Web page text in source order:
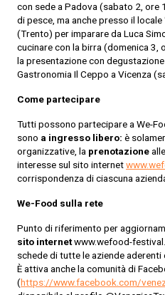
con sede a Padova (sabato 2,
di pesce, ma anche presso il locale
(Trento) per imparare da Luca
cucinare con la birra (domenica 3,
la presentazione con
Gastronomia Il Ceppo a Vicenza
Come partecipare
Tutti possono partecipare a We-
sono a ingresso libero: è
organizzative, la prenotazione
interesse sul sito internet
corrispondenza di ciascuna
We-Food sulla rete
Punto di riferimento per
sito internetwww.wefood-
schede di tutte le aziende
È attiva anche la comunità di
(https://www.facebook.com/